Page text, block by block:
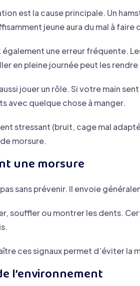
est la cause principale. Un
jeune aura du mal à faire
également une erreur fréquente.
en pleine journée peut les
jouer un rôle. Si votre main
avec quelque chose à manger.
stressant (bruit, cage mal
morsure.
une morsure
sans prévenir. Il envoie
souffler ou montrer les dents.
ces signaux permet d’éviter la
l’environnement